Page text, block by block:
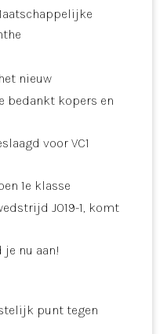
nieuw
bedankt kopers en
voor VC1
1e klasse
JO19-1, komt
nu aan!
punt tegen